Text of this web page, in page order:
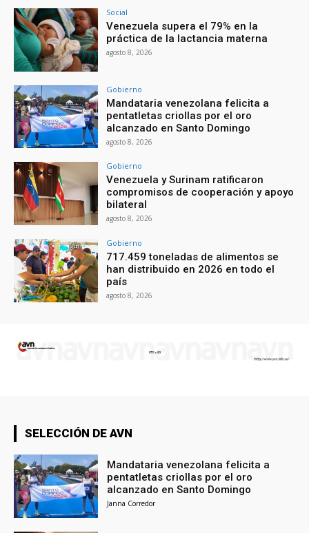
Social
Venezuela supera el 79% en la
práctica de la lactancia materna
agosto 8, 2026
Gobierno
Mandataria venezolana felicita a
pentatletas criollas por el oro
alcanzado en Santo Domingo
agosto 8, 2026
Gobierno
Venezuela y Surinam ratificaron
compromisos de cooperación y apoyo
bilateral
agosto 8, 2026
Gobierno
717.459 toneladas de alimentos se
han distribuido en 2026 en todo el
país
agosto 8, 2026
SELECCIÓN DE AVN
Mandataria venezolana felicita a
pentatletas criollas por el oro
alcanzado en Santo Domingo
Janna Corredor